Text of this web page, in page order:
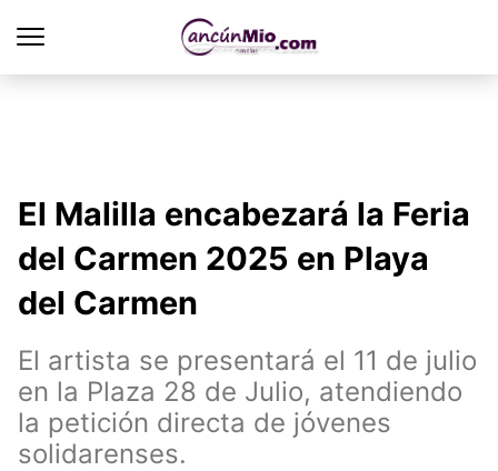
El Malilla encabezará la Feria
del Carmen 2025 en Playa
del Carmen
El artista se presentará el 11 de julio
en la Plaza 28 de Julio, atendiendo
la petición directa de jóvenes
solidarenses.